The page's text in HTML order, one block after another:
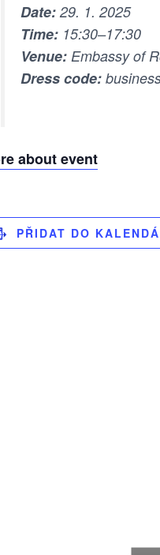
Date: 29. 1. 2025
Time: 15:30–17:30
Venue: Embassy of
Dress code:
about event
PŘIDAT DO